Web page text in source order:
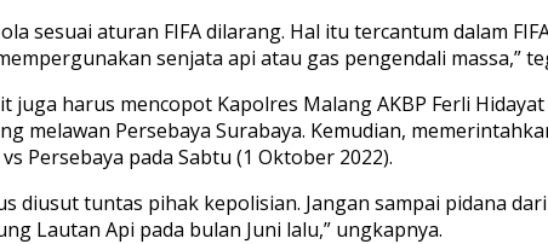
sesuai aturan FIFA dilarang. Hal itu tercantum dalam
senjata api atau gas pengendali massa,”
juga harus mencopot Kapolres Malang AKBP Ferli
melawan Persebaya Surabaya. Kemudian,
Persebaya pada Sabtu (1 Oktober 2022).
diusut tuntas pihak kepolisian. Jangan sampai pidana
Lautan Api pada bulan Juni lalu,” ungkapnya.